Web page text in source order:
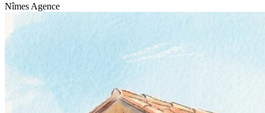
Nîmes Agence